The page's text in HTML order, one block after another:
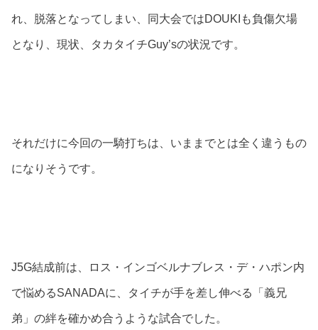
れ、脱落となってしまい、同大会ではDOUKIも負傷欠場
となり、現状、タカタイチGuy’sの状況です。
それだけに今回の一騎打ちは、いままでとは全く違うもの
になりそうです。
J5G結成前は、ロス・インゴベルナブレス・デ・ハポン内
で悩めるSANADAに、タイチが手を差し伸べる「義兄
弟」の絆を確かめ合うような試合でした。